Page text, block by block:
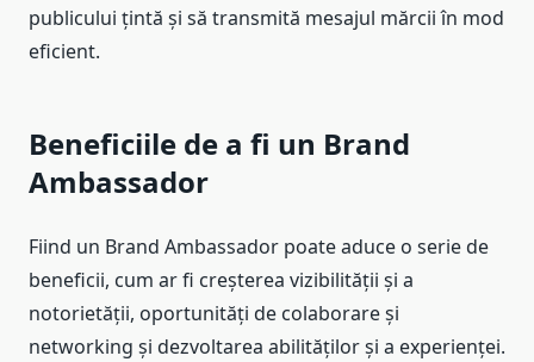
publicului țintă și să transmită mesajul mărcii în mod
eficient.
Beneficiile de a fi un Brand
Ambassador
Fiind un Brand Ambassador poate aduce o serie de
beneficii, cum ar fi creșterea vizibilității și a
notorietății, oportunități de colaborare și
networking și dezvoltarea abilităților și a experienței.